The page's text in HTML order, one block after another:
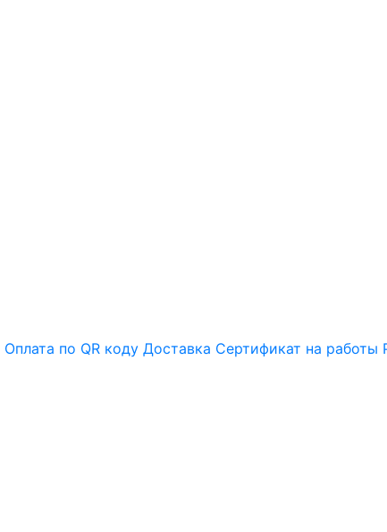
Оплата по QR коду Доставка Сертификат на работы